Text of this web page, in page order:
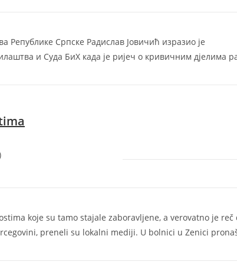
Српске Радислав Јовичић изразио је
и Суда БиХ када је ријеч о кривичним дјелима
koje su tamo stajale zaboravljene, a verovatno je reč
preneli su lokalni mediji. U bolnici u Zenici